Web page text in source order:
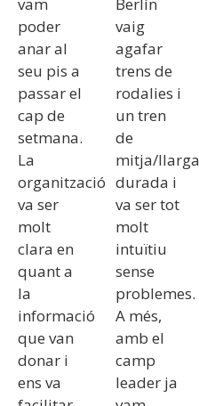
vam
poder
anar al
seu pis a
passar el
cap de
setmana.
La
organització
va ser
molt
clara en
quant a
la
informació
que van
donar i
ens va
Berlín
vaig
agafar
trens de
rodalies i
un tren
de
mitja/llarga
durada i
va ser tot
molt
intuïtiu
sense
problemes.
A més,
amb el
camp
leader ja